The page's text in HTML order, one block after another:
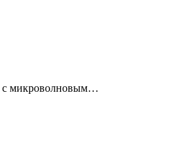
с микроволновым…